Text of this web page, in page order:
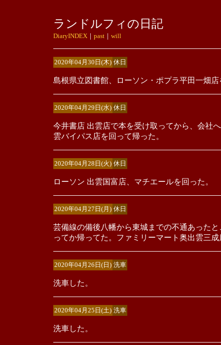
ランドルフィの日記
DiaryINDEX｜ past｜ will
2020年04月30日(木) 休日
島根県立図書館、ローソン・ポプラ平田一畑店
2020年04月29日(水) 休日
今井書店 出雲店で本を受け取ってから、会社
雲バイパス店を回って帰った。
2020年04月28日(火) 休日
ローソン 出雲国富店、マチエールを回った。
2020年04月27日(月) 休日
芸備線の備後八幡から東城までの不通あった
ってか帰ってた。ファミリーマート奥出雲三
2020年04月26日(日) 洗車
洗車した。
2020年04月25日(土) 洗車
洗車した。